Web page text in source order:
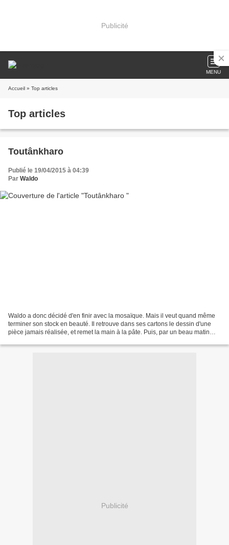
Publicité
MENU
Accueil » Top articles
Top articles
Toutânkharo
Publié le 19/04/2015 à 04:39
Par Waldo
Waldo a donc décidé d'en finir avec la mosaïque. Mais il veut quand même
terminer son stock en beauté. Il retrouve dans ses cartons le dessin d'une
pièce jamais réalisée, et remet la main à la pâte. Puis, par un beau matin
Publicité